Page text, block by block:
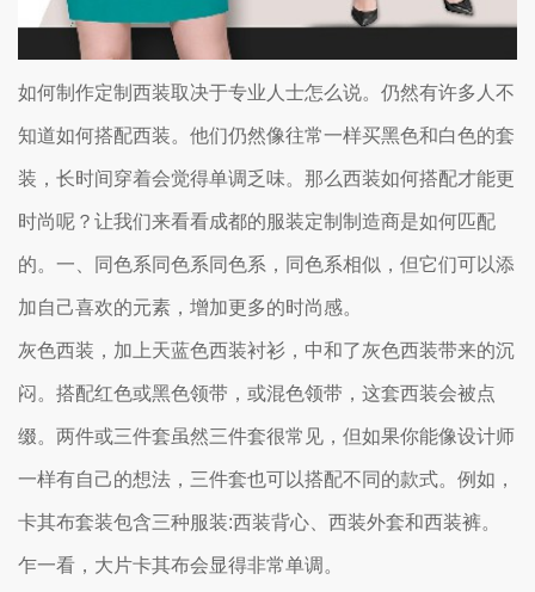
如何制作定制西装取决于专业人士怎么说。仍然有许多人不
知道如何搭配西装。他们仍然像往常一样买黑色和白色的套
装，长时间穿着会觉得单调乏味。那么西装如何搭配才能更
时尚呢？让我们来看看成都的服装定制制造商是如何匹配
的。一、同色系同色系同色系，同色系相似，但它们可以添
加自己喜欢的元素，增加更多的时尚感。
灰色西装，加上天蓝色西装衬衫，中和了灰色西装带来的沉
闷。搭配红色或黑色领带，或混色领带，这套西装会被点
缀。两件或三件套虽然三件套很常见，但如果你能像设计师
一样有自己的想法，三件套也可以搭配不同的款式。例如，
卡其布套装包含三种服装:西装背心、西装外套和西装裤。
乍一看，大片卡其布会显得非常单调。